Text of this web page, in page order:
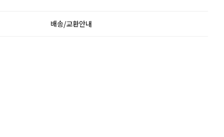
배송/교환안내